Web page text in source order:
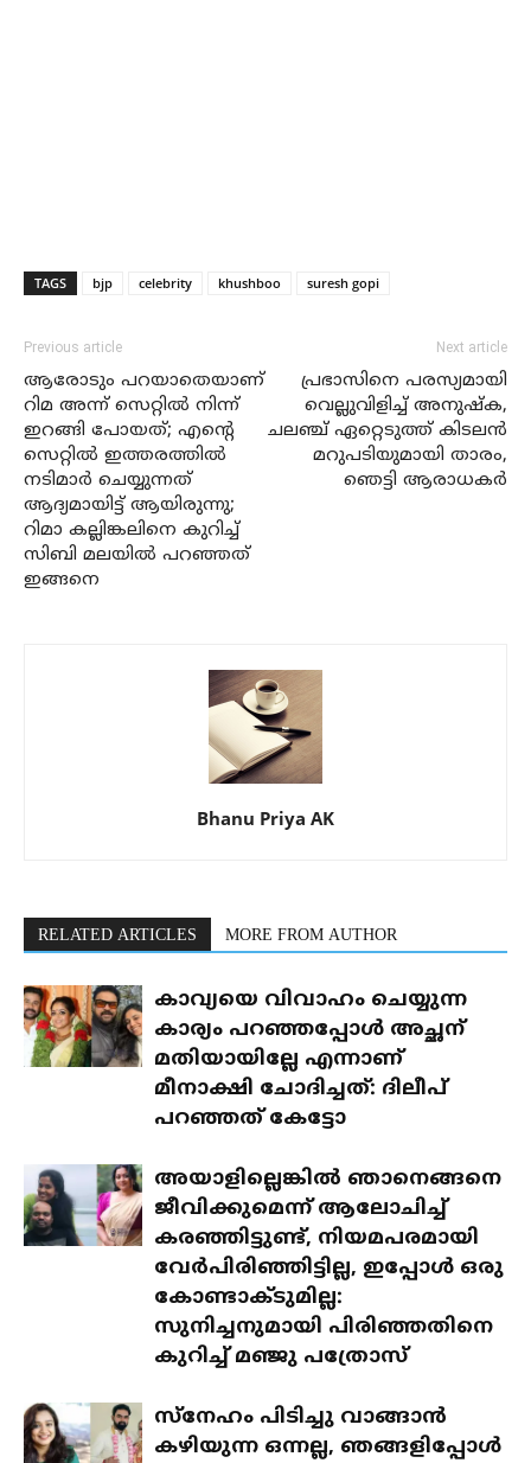
TAGS bjp celebrity khushboo suresh gopi
Previous article
ആരോടും പറയാതെയാണ്
റിമ അന്ന് സെറ്റിൽ നിന്ന്
ഇറങ്ങി പോയത്; എന്റെ
സെറ്റിൽ ഇത്തരത്തിൽ
നടിമാർ ചെയ്യുന്നത്
ആദ്യമായിട്ട് ആയിരുന്നു;
റിമാ കല്ലിങ്കലിനെ കുറിച്ച്
സിബി മലയിൽ പറഞ്ഞത്
ഇങ്ങനെ
Next article
പ്രഭാസിനെ പരസ്യമായി
വെല്ലുവിളിച്ച് അനുഷ്‌ക,
ചലഞ്ച് ഏറ്റെടുത്ത് കിടലന്‍
മറുപടിയുമായി താരം,
ഞെട്ടി ആരാധകര്‍
Bhanu Priya AK
RELATED ARTICLES MORE FROM AUTHOR
കാവ്യയെ വിവാഹം ചെയ്യുന്ന
കാര്യം പറഞ്ഞപ്പോൾ അച്ഛന്
മതിയായില്ലേ എന്നാണ്
മീനാക്ഷി ചോദിച്ചത്: ദിലീപ്
പറഞ്ഞത് കേട്ടോ
അയാളില്ലെങ്കിൽ ഞാനെങ്ങനെ
ജീവിക്കുമെന്ന് ആലോചിച്ച്
കരഞ്ഞിട്ടുണ്ട്, നിയമപരമായി
വേർപിരിഞ്ഞിട്ടില്ല, ഇപ്പോൾ ഒരു
കോണ്ടാക്ടുമില്ല:
സുനിച്ചനുമായി പിരിഞ്ഞതിനെ
കുറിച്ച് മഞ്ജു പത്രോസ്
സ്‌നേഹം പിടിച്ചു വാങ്ങാൻ
കഴിയുന്ന ഒന്നല്ല, ഞങ്ങളിപ്പോൾ